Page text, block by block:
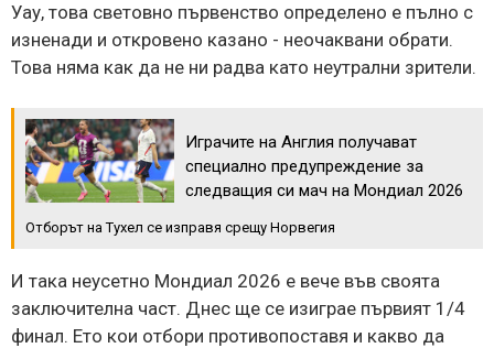
Уау, това световно първенство определено е пълно с
изненади и откровено казано - неочаквани обрати.
Това няма как да не ни радва като неутрални зрители.
Играчите на Англия получават
специално предупреждение за
следващия си мач на Мондиал 2026
Отборът на Тухел се изправя срещу Норвегия
И така неусетно Мондиал 2026 е вече във своята
заключителна част. Днес ще се изиграе първият 1/4
финал. Ето кои отбори противопоставя и какво да